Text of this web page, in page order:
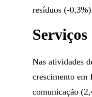
resíduos (-
Serviços
Nas atividades
crescimento em
comunicação